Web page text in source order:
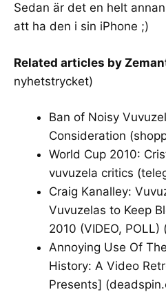
Sedan är det en helt
att ha den i sin iPhone ;)
Related articles by
nyhetstrycket)
Ban of Noisy
Consideration
World Cup 2010:
vuvuzela critics
Craig Kanalley:
Vuvuzelas to Keep
2010 (VIDEO, POLL)
Annoying Use Of
History: A Video
Presents]